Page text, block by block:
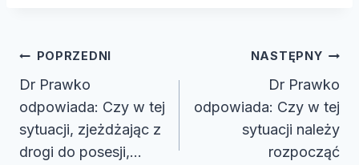
Nawigacja
wpisu
POPRZEDNI
Dr Prawko
odpowiada: Czy w tej
sytuacji, zjeżdżając z
drogi do posesji,…
NASTĘPNY
Dr Prawko
odpowiada: Czy w tej
sytuacji należy
rozpocząć